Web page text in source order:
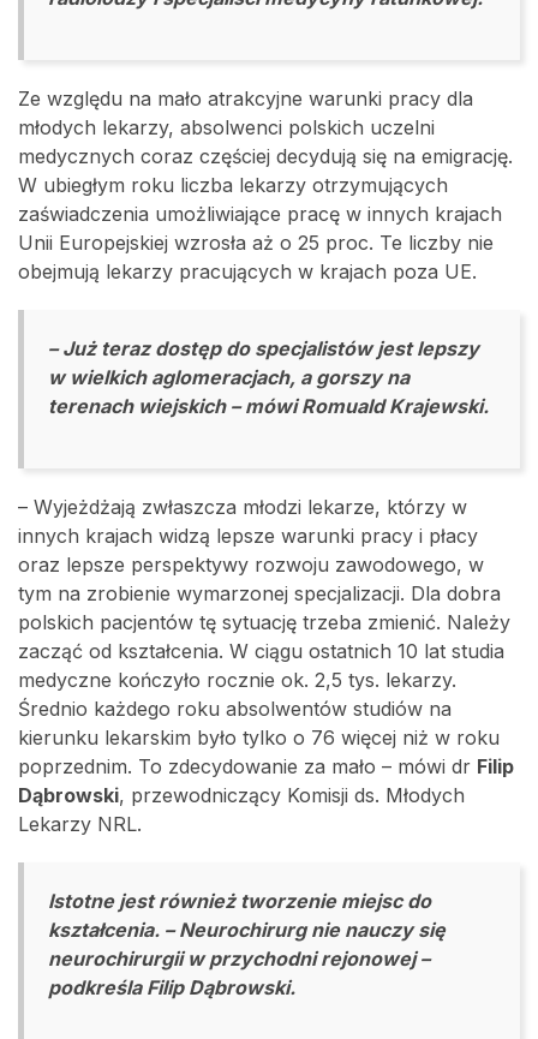
Ze względu na mało atrakcyjne warunki pracy dla
młodych lekarzy, absolwenci polskich uczelni
medycznych coraz częściej decydują się na emigrację.
W ubiegłym roku liczba lekarzy otrzymujących
zaświadczenia umożliwiające pracę w innych krajach
Unii Europejskiej wzrosła aż o 25 proc. Te liczby nie
obejmują lekarzy pracujących w krajach poza UE.
– Już teraz dostęp do specjalistów jest lepszy
w wielkich aglomeracjach, a gorszy na
terenach wiejskich – mówi Romuald Krajewski.
– Wyjeżdżają zwłaszcza młodzi lekarze, którzy w
innych krajach widzą lepsze warunki pracy i płacy
oraz lepsze perspektywy rozwoju zawodowego, w
tym na zrobienie wymarzonej specjalizacji. Dla dobra
polskich pacjentów tę sytuację trzeba zmienić. Należy
zacząć od kształcenia. W ciągu ostatnich 10 lat studia
medyczne kończyło rocznie ok. 2,5 tys. lekarzy.
Średnio każdego roku absolwentów studiów na
kierunku lekarskim było tylko o 76 więcej niż w roku
poprzednim. To zdecydowanie za mało – mówi dr Filip
Dąbrowski, przewodniczący Komisji ds. Młodych
Lekarzy NRL.
Istotne jest również tworzenie miejsc do
kształcenia. – Neurochirurg nie nauczy się
neurochirurgii w przychodni rejonowej –
podkreśla Filip Dąbrowski.